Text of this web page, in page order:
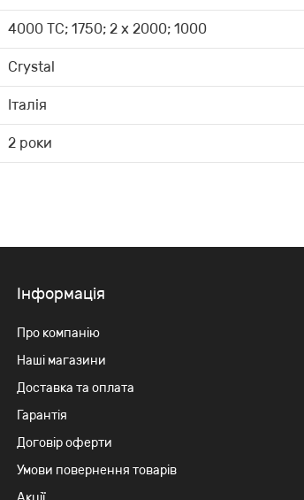
4000 TC; 1750; 2 x 2000; 1000
Crystal
Італія
2 роки
Iнформація
Про компанію
Наші магазини
Доставка та оплата
Гарантія
Договір оферти
Умови повернення товарів